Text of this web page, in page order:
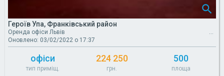
Героїв Упа, Франківський район
Оренда офіси Львів
Оновлено: 03/02/2022 о 17:37
офіси
тип приміщ.
224 250
грн.
500
площа